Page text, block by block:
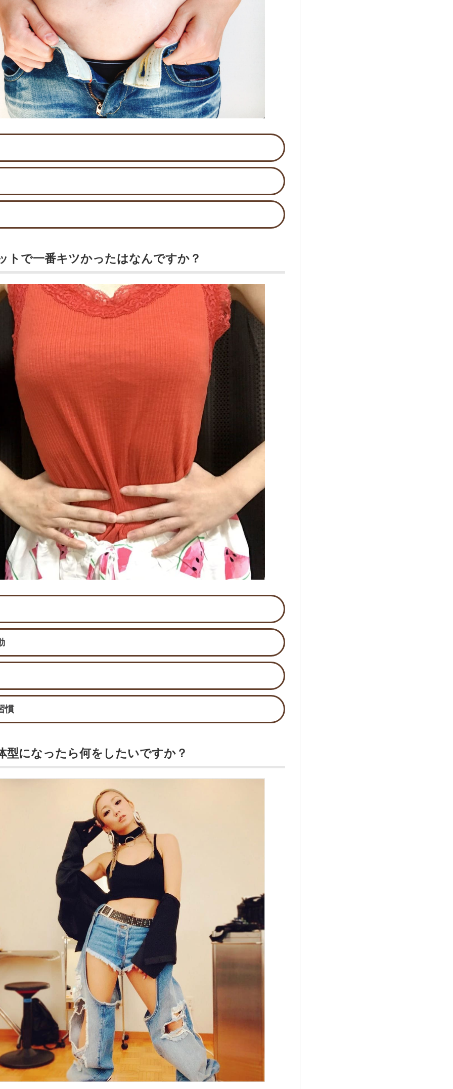
トで一番キツかったはなんですか？
慣
型になったら何をしたいですか？